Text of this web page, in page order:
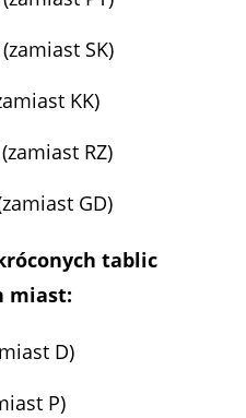
SK)
KK)
RZ)
GD)
tablic
miast:
D)
P)